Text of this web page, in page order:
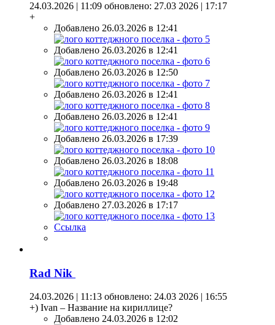
24.03.2026 | 11:09 обновлено: 27.03 2026 | 17:17
+
Добавлено 26.03.2026 в 12:41
Добавлено 26.03.2026 в 12:41
Добавлено 26.03.2026 в 12:50
Добавлено 26.03.2026 в 12:41
Добавлено 26.03.2026 в 12:41
Добавлено 26.03.2026 в 17:39
Добавлено 26.03.2026 в 18:08
Добавлено 26.03.2026 в 19:48
Добавлено 27.03.2026 в 17:17
Ссылка
Rad Nik
24.03.2026 | 11:13 обновлено: 24.03 2026 | 16:55
+) Ivan – Название на кириллице?
Добавлено 24.03.2026 в 12:02